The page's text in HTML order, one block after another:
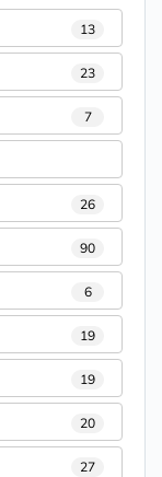
13
23
7
26
90
6
19
19
20
27